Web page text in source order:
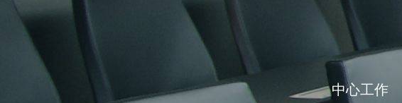
中心工作